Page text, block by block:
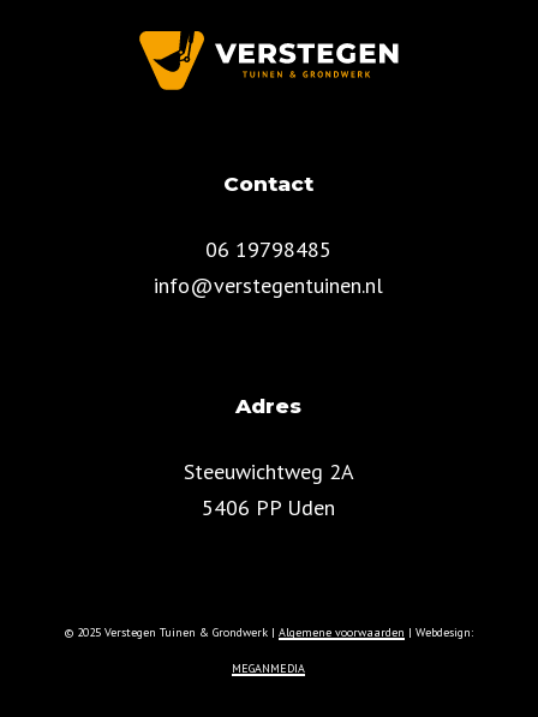
Contact
06 19798485
info@verstegentuinen.nl
Adres
Steeuwichtweg 2A
5406 PP Uden
© 2025 Verstegen Tuinen & Grondwerk | Algemene voorwaarden | Webdesign:
MEGANMEDIA